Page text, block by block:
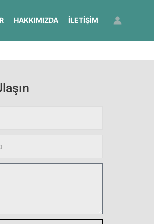
HAKKIMIZDA İLETIŞIM